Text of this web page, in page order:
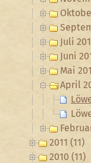
Juli
Juni
Mai
April
2011 (11)
2010 (11)